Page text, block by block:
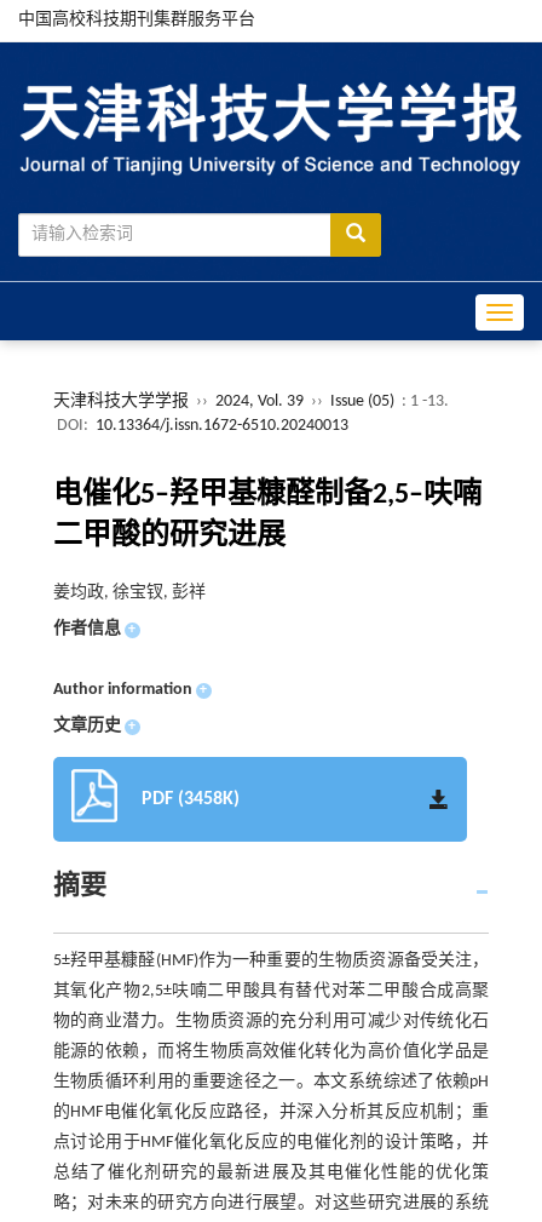
中国高校科技期刊集群服务平台
天津科技大学学报 ›› 2024, Vol. 39 ›› Issue (05) : 1 -13.
DOI: 10.13364/j.issn.1672-6510.20240013
电催化5–羟甲基糠醛制备2,5–呋喃
二甲酸的研究进展
姜均政, 徐宝钗, 彭祥
作者信息 +
Author information +
文章历史 +
PDF (3458K)
摘要
5±羟甲基糠醛(HMF)作为一种重要的生物质资源备受关注，
其氧化产物2,5±呋喃二甲酸具有替代对苯二甲酸合成高聚
物的商业潜力。生物质资源的充分利用可减少对传统化石
能源的依赖，而将生物质高效催化转化为高价值化学品是
生物质循环利用的重要途径之一。本文系统综述了依赖pH
的HMF电催化氧化反应路径，并深入分析其反应机制；重
点讨论用于HMF催化氧化反应的电催化剂的设计策略，并
总结了催化剂研究的最新进展及其电催化性能的优化策
略；对未来的研究方向进行展望。对这些研究进展的系统